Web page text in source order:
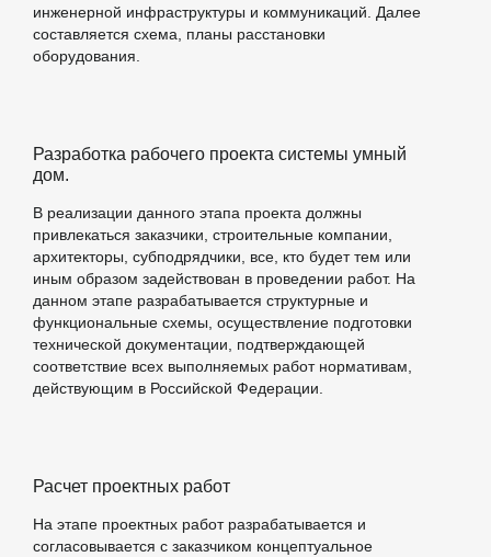
инженерной инфраструктуры и коммуникаций. Далее
составляется схема, планы расстановки
оборудования.
Разработка рабочего проекта системы умный
дом.
В реализации данного этапа проекта должны
привлекаться заказчики, строительные компании,
архитекторы, субподрядчики, все, кто будет тем или
иным образом задействован в проведении работ. На
данном этапе разрабатывается структурные и
функциональные схемы, осуществление подготовки
технической документации, подтверждающей
соответствие всех выполняемых работ нормативам,
действующим в Российской Федерации.
Расчет проектных работ
На этапе проектных работ разрабатывается и
согласовывается с заказчиком концептуальное